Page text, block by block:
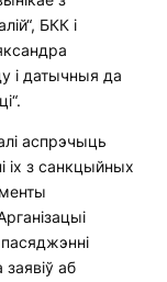
БКК і
і датычныя да
аспрэчыць
іх з санкцыйных
аб